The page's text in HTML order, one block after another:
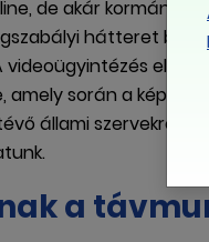
de akár
hátteret
első
során a kép-és
állami szervekről
a